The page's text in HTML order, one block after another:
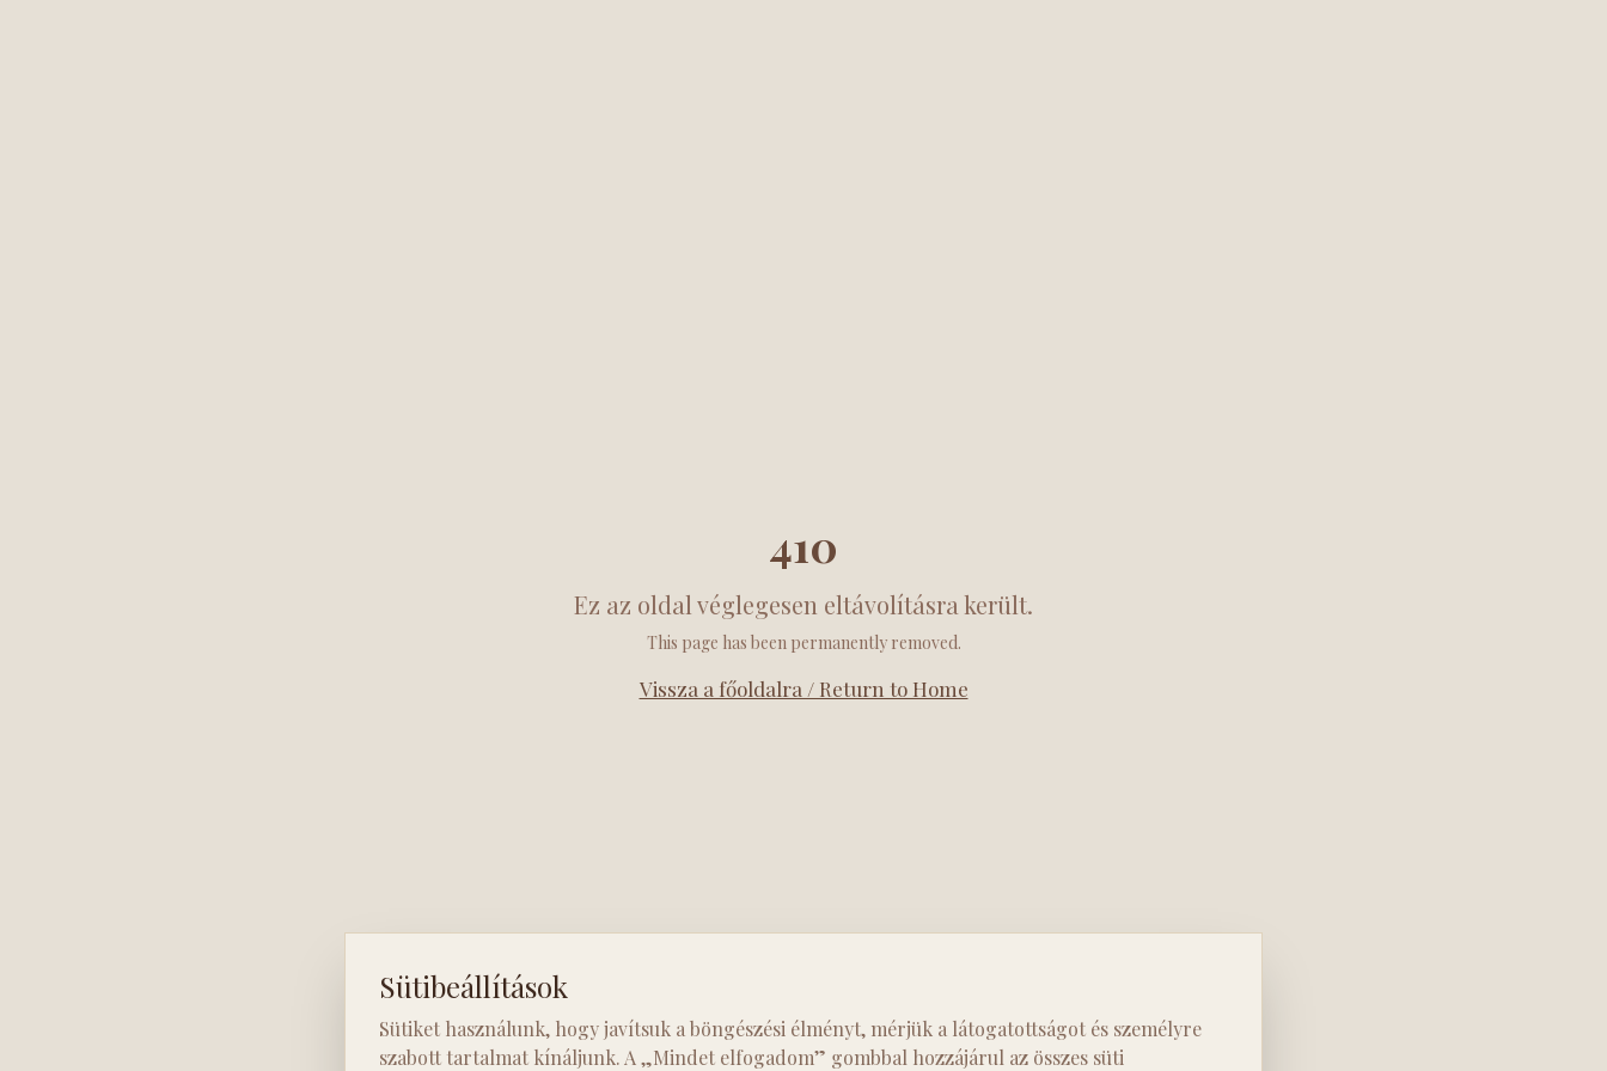
410
Ez az oldal véglegesen eltávolításra került.
This page has been permanently removed.
Vissza a főoldalra / Return to Home
Sütibeállítások
Sütiket használunk, hogy javítsuk a böngészési élményt, mérjük a látogatottságot és személyre
szabott tartalmat kínáljunk. A „Mindet elfogadom” gombbal hozzájárul az összes süti